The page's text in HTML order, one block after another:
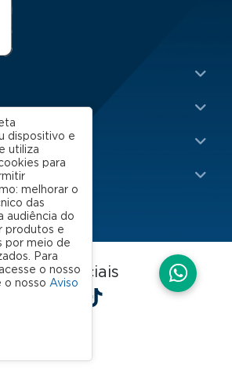
redes sociais
YouTube
Spotify
TikTok
dispositivo e
utiliza
para
melhorar o
das
audiência do
produtos e
por meio de
Para
o nosso
o nosso Aviso